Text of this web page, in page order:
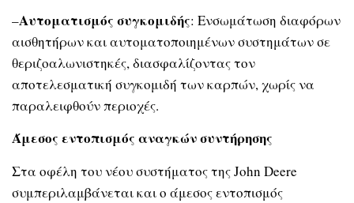
–Αυτοματισμός συγκομιδής: Ενσωμάτωση διαφόρων
αισθητήρων και αυτοματοποιημένων συστημάτων σε
θεριζοαλωνιστηκές, διασφαλίζοντας τον
αποτελεσματική συγκομιδή των καρπών, χωρίς να
παραλειφθούν περιοχές.
Άμεσος εντοπισμός αναγκών συντήρησης
Στα οφέλη του νέου συστήματος της John Deere
συμπεριλαμβάνεται και ο άμεσος εντοπισμός